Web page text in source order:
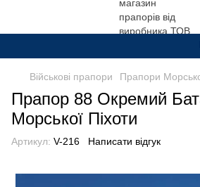
Військові прапори Прапори
Прапор 88 Окремий
Морської Піхоти
Артикул: V-216 Написати відгук